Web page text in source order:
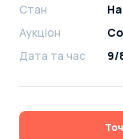
Стан
Аукціон
Дата та час
9/